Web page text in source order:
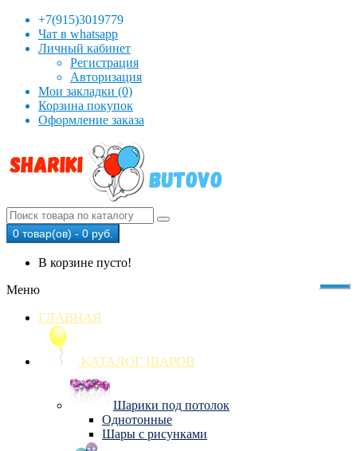
+7(915)3019779
Чат в whatsapp
Личный кабинет
Регистрация
Авторизация
Мои закладки (0)
Корзина покупок
Оформление заказа
0 товар(ов) - 0 руб.
В корзине пусто!
Меню
ГЛАВНАЯ
КАТАЛОГ ШАРОВ
Шарики под потолок
Однотонные
Шары с рисунками